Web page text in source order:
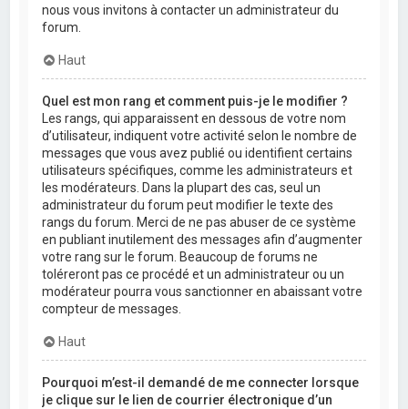
nous vous invitons à contacter un administrateur du
forum.
Haut
Quel est mon rang et comment puis-je le modifier ?
Les rangs, qui apparaissent en dessous de votre nom
d’utilisateur, indiquent votre activité selon le nombre de
messages que vous avez publié ou identifient certains
utilisateurs spécifiques, comme les administrateurs et
les modérateurs. Dans la plupart des cas, seul un
administrateur du forum peut modifier le texte des
rangs du forum. Merci de ne pas abuser de ce système
en publiant inutilement des messages afin d’augmenter
votre rang sur le forum. Beaucoup de forums ne
toléreront pas ce procédé et un administrateur ou un
modérateur pourra vous sanctionner en abaissant votre
compteur de messages.
Haut
Pourquoi m’est-il demandé de me connecter lorsque
je clique sur le lien de courrier électronique d’un